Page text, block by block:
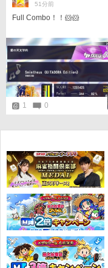
51分前
Full Combo！！🐹🐹
1 0